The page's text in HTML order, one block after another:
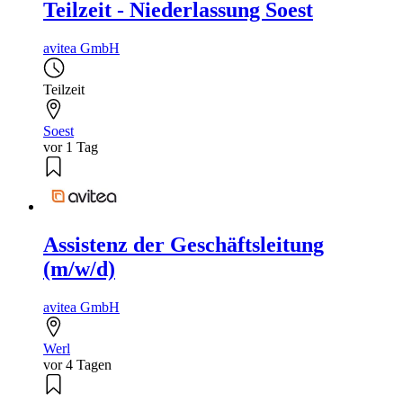
Teilzeit - Niederlassung Soest
avitea GmbH
Teilzeit
Soest
vor 1 Tag
Assistenz der Geschäftsleitung
(m/w/d)
avitea GmbH
Werl
vor 4 Tagen